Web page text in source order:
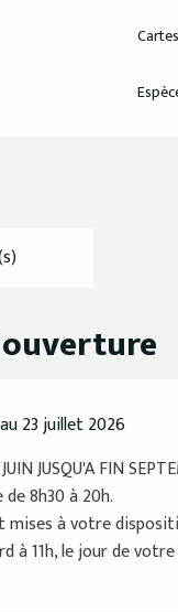
23 juillet 2026
JUSQU'A FIN
8h30 à 20h.
mises à votre
à 11h, le jour de